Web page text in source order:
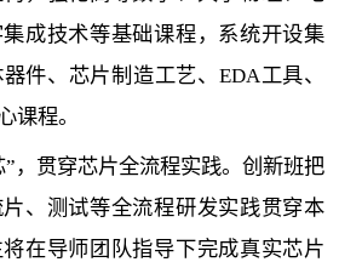
成技术等基础课程，系统开设集
件、芯片制造工艺、EDA工具、
课程。
，贯穿芯片全流程实践。创新班把
、测试等全流程研发实践贯穿本
在导师团队指导下完成真实芯片